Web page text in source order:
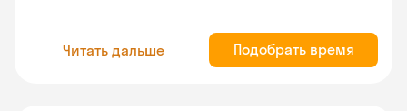
Читать дальше Подобрать время